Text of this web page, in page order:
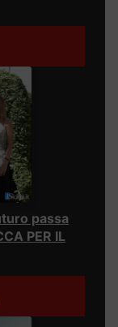
passa
PER IL